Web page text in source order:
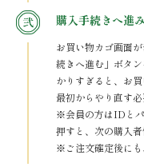
購入手続きへ進
お買い物カゴ画面
続きへ進む」ボタ
かりすぎると、お
最初からやり直す
※会員の方はIDと
押すと、次の購入者
※ご注文確定後にも